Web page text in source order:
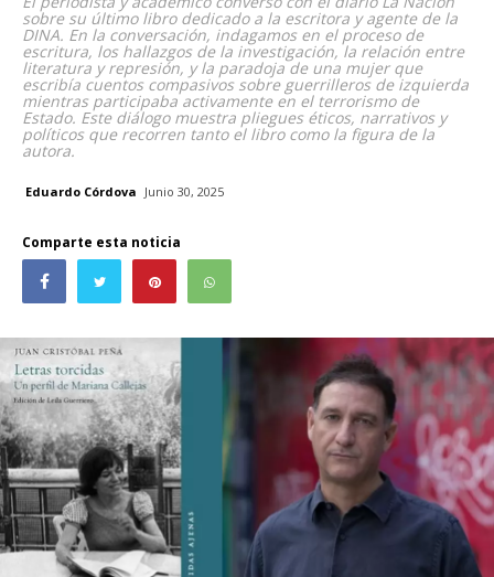
sobre su último libro dedicado a la escritora y agente de la
DINA. En la conversación, indagamos en el proceso de
escritura, los hallazgos de la investigación, la relación entre
literatura y represión, y la paradoja de una mujer que
escribía cuentos compasivos sobre guerrilleros de izquierda
mientras participaba activamente en el terrorismo de
Estado. Este diálogo muestra pliegues éticos, narrativos y
políticos que recorren tanto el libro como la figura de la
autora.
Eduardo Córdova Junio 30, 2025
Comparte esta noticia